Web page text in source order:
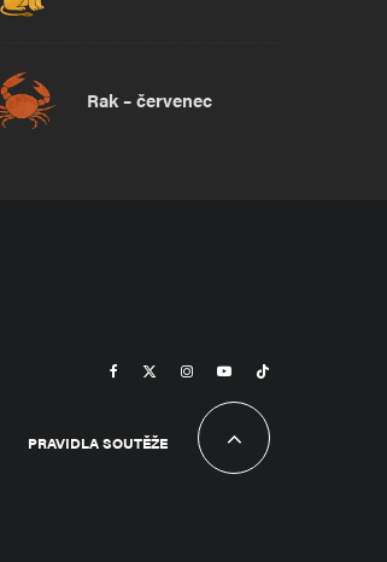
Rak – červenec
PRAVIDLA SOUTĚŽE